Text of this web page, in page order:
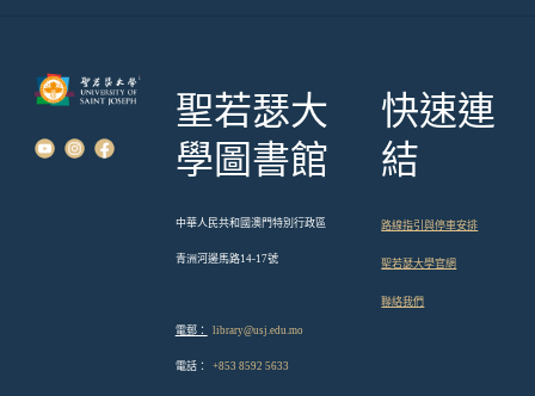
聖若瑟大
學圖書館
中華人民共和國澳門特別行政區
青洲河邊馬路14-17號
電郵： library@usj.edu.mo
電話： +853 8592 5633
快速連
結
路線指引與停車安排
聖若瑟大學官網
聯絡我們